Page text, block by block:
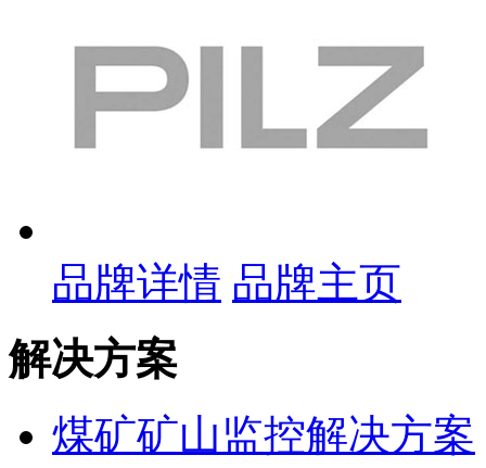
品牌详情 品牌主页
解决方案
煤矿矿山监控解决方案